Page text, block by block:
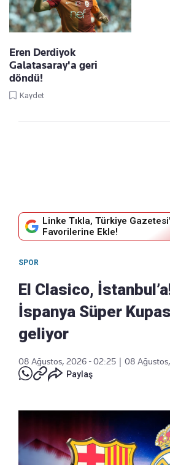
Eren Derdiyok
Galatasaray'a geri
döndü!
Kaydet
Linke Tıkla, Türkiye
Favorilerine Ekle!
SPOR
El Clasico,
İspanya Süper
geliyor
08 Ağustos, 2026 - 02:25
08
Paylaş